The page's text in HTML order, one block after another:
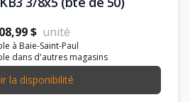
$ unité
à Baie-Saint-Paul
dans d'autres magasins
la disponibilité